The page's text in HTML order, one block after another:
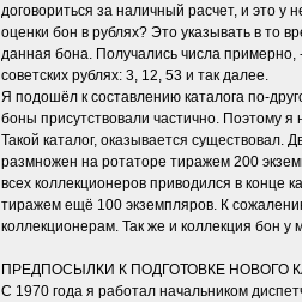
договориться за наличный расчет, и это
оценки бон в рублях? Это указывать в то
данная бона. Получались числа примерно,
советских рублях: 3, 12, 53 и так далее.
Я подошёл к составлению каталога по-
боны присутствовали частично. Поэтому я
Такой каталог, оказывается существовал.
размножен на ротаторе тиражем 200
всех коллекционеров приводился в конце
тиражем ещё 100 экземпляров. К
коллекционерам. Так же и коллекция бон
ПРЕДПОСЫЛКИ К ПОДГОТОВКЕ НОВОГО
С 1970 года я работал начальником